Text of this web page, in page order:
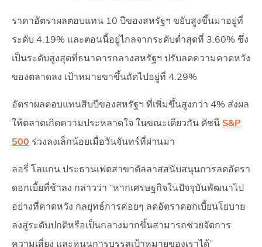
ราคาอัตราผลตอบแทน 10 ปีของสหรัฐฯ ขยับสูงขึ้นมาอยู่ที่
ระดับ 4.19% และตอนนี้อยู่ไกลจากระดับต่ำสุดที่ 3.60% ซึ่ง
เป็นระดับสูงสุดที่ธนาคารกลางสหรัฐฯ ปรับลดความคาดหวัง
ของตลาดลง เป้าหมายขาขึ้นถัดไปอยู่ที่ 4.29%
อัตราผลตอบแทนสิบปีของสหรัฐฯ ที่เพิ่มขึ้นสูงกว่า 4% ส่งผล
ให้ตลาดเกิดความประหลาดใจ ในขณะเดียวกัน ดัชนี S&P
500 ร่วงลงเล็กน้อยเมื่อวันจันทร์ที่ผ่านมา
ลอรี่ โลแกน ประธานเฟดสาขาดัลลาสสนับสนุนการลดอัตรา
ดอกเบี้ยที่ช้าลง กล่าวว่า “หากเศรษฐกิจในปัจจุบันพัฒนาไป
อย่างที่คาดหวัง กลยุทธ์การค่อยๆ ลดอัตราดอกเบี้ยนโยบาย
ลงสู่ระดับปกติหรือเป็นกลางมากขึ้นสามารถช่วยจัดการ
ความเสี่ยง และหนุนการบรรลุเป้าหมายของเราได้”